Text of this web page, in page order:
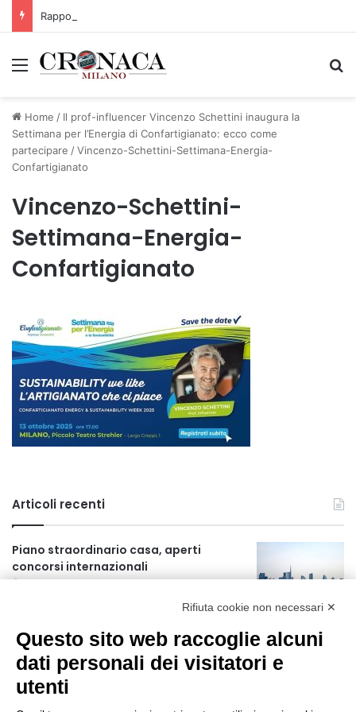
Rapporto OsMed 2025 sull’uso dei farmaci in Italia
Menu
Home / Il prof-influencer Vincenzo Schettini inaugura la
Settimana per l’Energia di Confartigianato: ecco come
partecipare /Vincenzo-Schettini-Settimana-Energia-
Confartigianato
Vincenzo-Schettini-
Settimana-Energia-
Confartigianato
Articoli recenti
Piano straordinario casa, aperti
concorsi internazionali
farmaci in Italia
5 ore fa
Un nuovo modello di IA stima il volume
dei ghiacciai del pianeta
Rifiuta cookie non necessari ✕
Questo sito web raccoglie alcuni
dati personali dei visitatori e
utenti